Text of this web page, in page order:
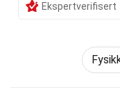
Ekspertverifisert